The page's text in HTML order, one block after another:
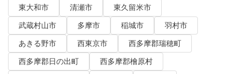
東大和市
清瀬市
東久留米市
武蔵村山市
多摩市 稲城市
羽村市
あきる野市
西東京市
西多摩郡瑞穂町
西多摩郡日の出町
西多摩郡檜原村